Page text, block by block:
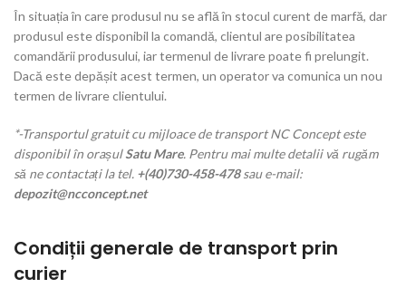
În situația în care produsul nu se află în stocul curent de marfă, dar
produsul este disponibil la comandă, clientul are posibilitatea
comandării produsului, iar termenul de livrare poate fi prelungit.
Dacă este depășit acest termen, un operator va comunica un nou
termen de livrare clientului.
*-Transportul gratuit cu mijloace de transport NC Concept este
disponibil în orașulSatu Mare. Pentru mai multe detalii vă rugăm
să ne contactați la tel. +(40)730-458-478sau e-mail:
depozit@ncconcept.net
Condiții generale de transport prin
curier